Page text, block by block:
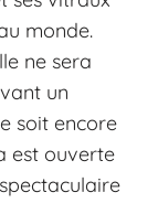
monde.
ne sera
un
soit encore
est ouverte